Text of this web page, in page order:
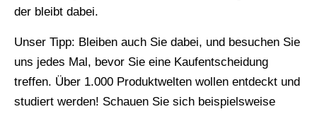
der bleibt dabei.
Unser Tipp: Bleiben auch Sie dabei, und besuchen Sie
uns jedes Mal, bevor Sie eine Kaufentscheidung
treffen. Über 1.000 Produktwelten wollen entdeckt und
studiert werden! Schauen Sie sich beispielsweise